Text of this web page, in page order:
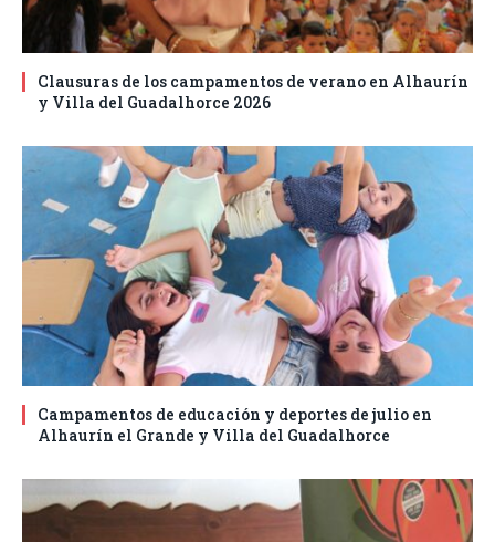
Clausuras de los campamentos de verano en Alhaurín
y Villa del Guadalhorce 2026
Campamentos de educación y deportes de julio en
Alhaurín el Grande y Villa del Guadalhorce